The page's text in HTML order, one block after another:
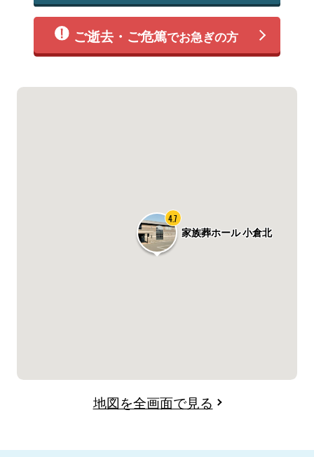
ご逝去・ご危篤でお急ぎの方
家族葬ホール 小倉北
4.7
地図を全画面で見る